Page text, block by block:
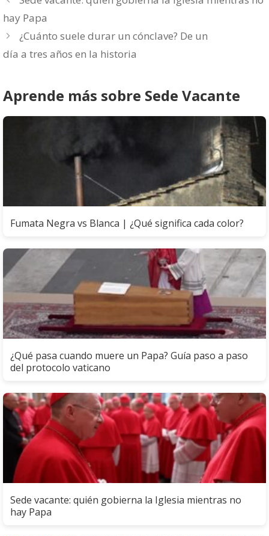
hay Papa
¿Cuánto suele durar un cónclave? De un
día a tres años en la historia
Aprende más sobre Sede Vacante
Fumata Negra vs Blanca | ¿Qué significa cada color?
¿Qué pasa cuando muere un Papa? Guía paso a paso
del protocolo vaticano
Sede vacante: quién gobierna la Iglesia mientras no
hay Papa